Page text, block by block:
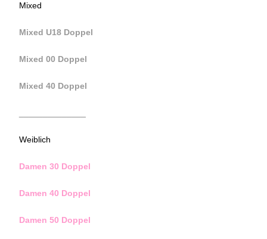
Mixed
Mixed U18 Doppel
Mixed 00 Doppel
Mixed 40 Doppel
Weiblich
Damen 30 Doppel
Damen 40 Doppel
Damen 50 Doppel